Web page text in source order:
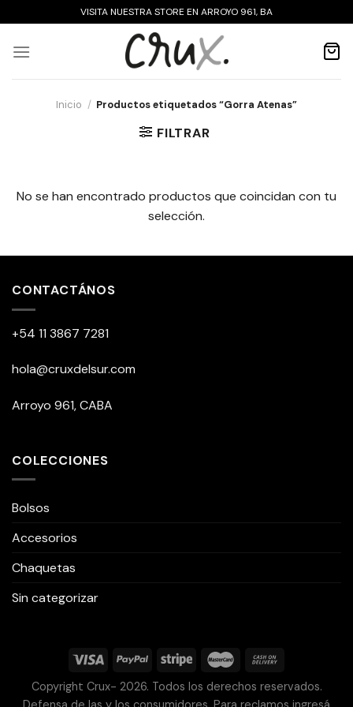
al
contenido
VISITA NUESTRA STORE EN ARROYO 961, BA
Inicio / Productos etiquetados “Gorra Atenas”
FILTRAR
No se han encontrado productos que coincidan con tu
selección.
CONTACTÁNOS
+54 11 3867 7281
hola@cruxdelsur.com
Arroyo 961, CABA
COLECCIONES
Bolsos
Accesorios
Chaquetas
Sin categorizar
Copyright Crux- 2026. Todos los derechos reservados.